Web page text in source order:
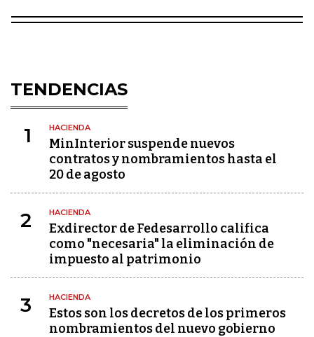
TENDENCIAS
1 HACIENDA
MinInterior suspende nuevos
contratos y nombramientos hasta el
20 de agosto
2 HACIENDA
Exdirector de Fedesarrollo califica
como "necesaria" la eliminación de
impuesto al patrimonio
3 HACIENDA
Estos son los decretos de los primeros
nombramientos del nuevo gobierno